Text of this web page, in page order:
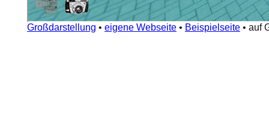
Großdarstellung • eigene Webseite • Beispielseite • auf